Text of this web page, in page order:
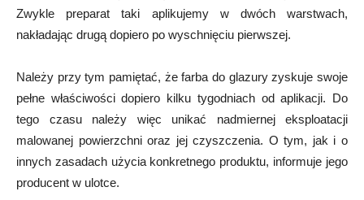
Zwykle preparat taki aplikujemy w dwóch warstwach,
nakładając drugą dopiero po wyschnięciu pierwszej.
Należy przy tym pamiętać, że farba do glazury zyskuje swoje
pełne właściwości dopiero kilku tygodniach od aplikacji. Do
tego czasu należy więc unikać nadmiernej eksploatacji
malowanej powierzchni oraz jej czyszczenia. O tym, jak i o
innych zasadach użycia konkretnego produktu, informuje jego
producent w ulotce.